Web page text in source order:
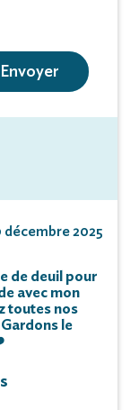
Envoyer
décembre 2025
de deuil pour
avec mon
toutes nos
le